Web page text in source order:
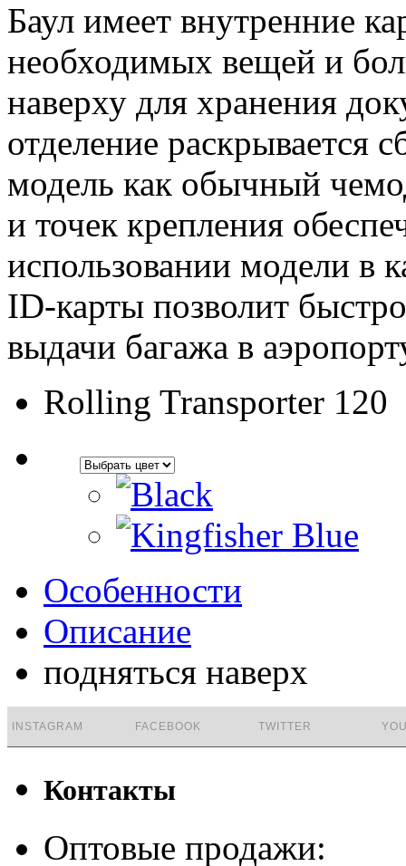
Баул имеет внутренние
необходимых вещей и
наверху для хранения
отделение раскрывается
модель как обычный
и точек крепления
использовании модели в
ID-карты позволит
выдачи багажа в
Rolling Transporter 120
Особенности
Описание
подняться наверх
INSTAGRAM FACEBOOK TWITTER
Контакты
Оптовые продажи: